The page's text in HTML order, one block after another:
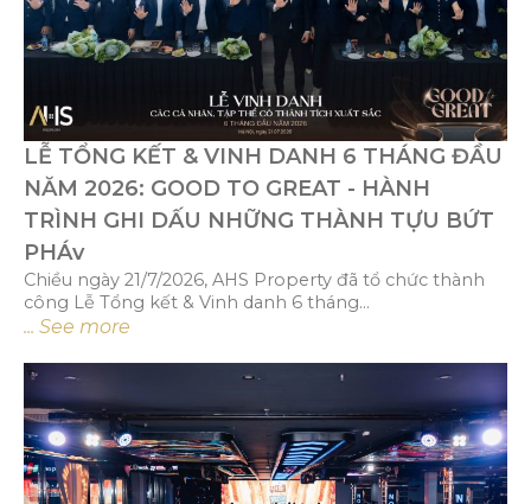
LỄ TỔNG KẾT & VINH DANH 6 THÁNG ĐẦU
NĂM 2026: GOOD TO GREAT - HÀNH
TRÌNH GHI DẤU NHỮNG THÀNH TỰU BỨT
PHÁv
Chiều ngày 21/7/2026, AHS Property đã tổ chức thành
công Lễ Tổng kết & Vinh danh 6 tháng...
... See more